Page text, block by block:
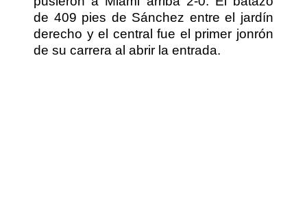
de 409 pies de Sánchez entre el jardín
derecho y el central fue el primer jonrón
de su carrera al abrir la entrada.